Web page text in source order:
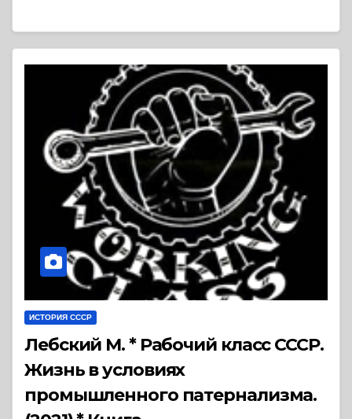
ИСТОРИЯ СССР
Лебский М. * Рабочий класс СССР.
Жизнь в условиях
промышленного патернализма.